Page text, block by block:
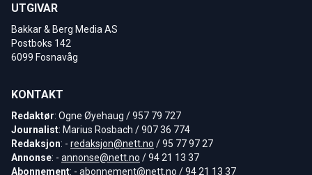
UTGIVAR
Bakkar & Berg Media AS
Postboks 142
6099 Fosnavåg
KONTAKT
Redaktør: Ogne Øyehaug / 957 79 727
Journalist: Marius Rosbach / 907 36 774
Redaksjon: - redaksjon@nett.no / 95 77 97 27
Annonse: - annonse@nett.no / 94 21 13 37
Abonnement: - abonnement@nett.no / 94 21 13 37